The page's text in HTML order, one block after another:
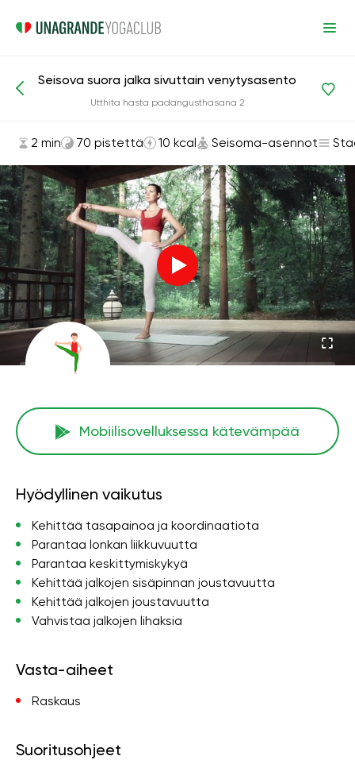
Asanat ja harjoitukset Seisoma-asennot
Seisova suora jalka sivuttain venytysasento
Utthita hasta padangusthasana 2
2 min 70 pistettä 10 kcal Seisoma-asennot
Mobiilisovelluksessa kätevämpää
Hyödyllinen vaikutus
Kehittää tasapainoa ja koordinaatiota
Parantaa lonkan liikkuvuutta
Parantaa keskittymiskykyä
Kehittää jalkojen sisäpinnan joustavuutta
Kehittää jalkojen joustavuutta
Vahvistaa jalkojen lihaksia
Vasta-aiheet
Raskaus
Suoritusohjeet